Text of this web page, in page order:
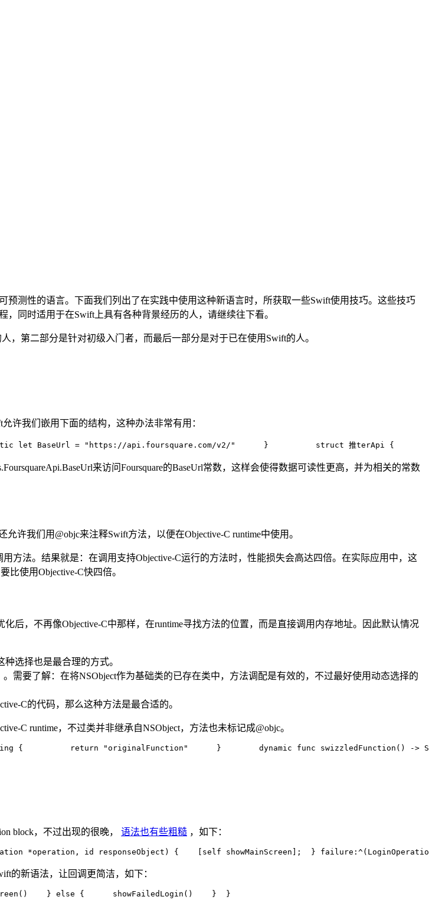
测性的语言。下面我们列出了在实践中使用这种新语言时，所获取一些Swift使用技巧。这些技巧
同时适用于在Swift上具有各种背景经历的人，请继续往下看。
第二部分是针对初级入门者，而最后一部分是对于已在使用Swift的人。
许我们嵌用下面的结构，这种办法非常有用：
let BaseUrl = "https://api.foursquare.com/v2/"      } struct 推
来访问Foursquare的BaseUrl常数，这样会使得数据可读性更高，并为相关的常数
许我们用@objc来注释Swift方法，以便在Objective-C runtime中使用。
方法。结果就是：在调用支持Objective-C运行的方法时，性能损失会高达四倍。在实际应用中，这
使用Objective-C快四倍。
化后，不再像Objective-C中那样，在runtime寻找方法的位置，而是直接调用内存地址。因此默认情况
选择也是最合理的方式。
需要了解：在将NSObject作为基础类的已存在类中，方法调配是有效的，不过最好使用动态选择的
C的代码，那么这种方法是最合适的。
C runtime，不过类并非继承自NSObject，方法也未标记成@objc。
{ return "originalFunction"      }        dynamic func swizzledFunction () -
block，不过出现的很晚， 语法也有些粗糙 ，如下：
*operation, id responseObject) {    [ self showMainScreen];  }
的新语法，让回调更简洁，如下：
} else {      showFailedLogin()    }  }